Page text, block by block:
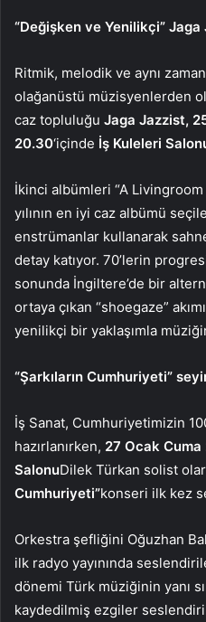
“Değişken ve Yenilikçi”
Ritmik, melodik ve aynı
olağanüstü müzisyenlerden
caz topluluğu Jaga Jazzist,
20.30‘içinde İş Kuleleri
İkinci albümleri “A Livingroom
yılının en iyi caz albümü
enstrümanlar kullanarak
detay katıyor. 70’lerin
sonunda İngiltere’de bir
ortaya çıkan “shoegaze”
yenilikçi bir yaklaşımla
“Şarkıların Cumhuriyeti”
İş Sanat, Cumhuriyetimizin
hazırlanırken, 27 Ocak
SalonuDilek Türkan solist
Cumhuriyeti”konseri ilk kez
Orkestra şefliğini Oğuzhan
ilk radyo yayınında
dönemi Türk müziğinin yanı
kaydedilmiş ezgiler